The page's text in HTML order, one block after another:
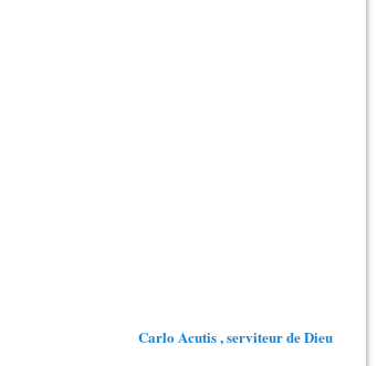
Carlo Acutis , serviteur de Dieu